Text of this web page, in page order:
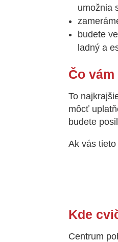
umožnia
budete
ladný a
Čo
To
môcť
budete
Ak vás
Kde
Centrum